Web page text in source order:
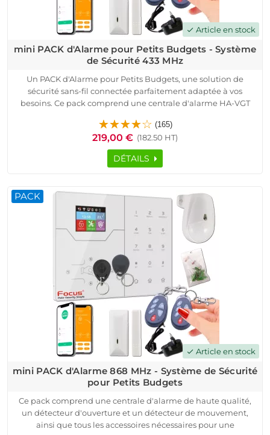
check Article en stock
mini PACK d'Alarme pour Petits Budgets - Système
de Sécurité 433 MHz
Un PACK d'Alarme pour Petits Budgets, une solution de
sécurité sans-fil connectée parfaitement adaptée à vos
besoins. Ce pack comprend une centrale d'alarme HA-VGT
télécommandes et des badges RFID, le tout de qualité
originale Meian.
Grâce à la technologie de transmission radio sécurisée à code
tournant ASK, à sa portée de transmission (jusqu'à 200 m) et à
Doté d'une sirène interne de 85 dB et d'un contrôle de l'état
des détecteurs, notre système vous assure une réactivité
optimale en cas d'incident. L'installation et la configuration
sont simples, et vous pouvez surveiller et contrôler vos
détecteurs à distance via une application mobile dédiée.
(165)
219,00 € (182.50 HT)
DÉTAILS
check Article en stock
PACK
mini PACK d'Alarme 868 MHz - Système de Sécurité
pour Petits Budgets
Ce pack comprend une centrale d'alarme de haute qualité,
un détecteur d'ouverture et un détecteur de mouvement,
ainsi que tous les accessoires nécessaires pour une